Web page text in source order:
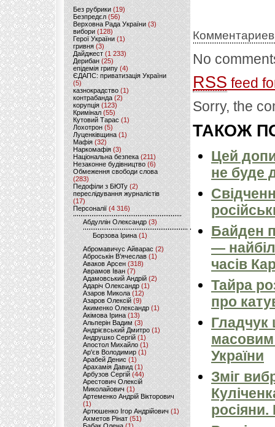
Без рубрики (19)
Безпредєл(56)
Верховна Рада України (3)
вибори(128)
Герої України(1)
гривня (3)
Дайджест (1 233)
Дерибан (25)
епідемія грипу (4)
ЄДАПС: приватизація України
(5)
казнокрадство (1)
контрабанда (2)
корупція (123)
Кримінал (55)
Кутовий Тарас (1)
Лохотрон(5)
Луценківщина (1)
Мафія (32)
Наркомафія (3)
Національна безпека (211)
Незаконне будівництво(6)
Обмеження свободи слова
(283)
Педофіли з БЮТу (2)
переслідування журналістів
(17)
Персоналії (4 316)
Абдуллін Олександр (3)
Борзова Ірина(1)
Абромавичус Айварас (2)
Аброськін В’ячеслав(1)
Аваков Арсен (318)
Аврамов Іван (7)
Адамовський Андрій(2)
Адаріч Олександр (1)
Азаров Микола (12)
Азаров Олексій (9)
Акименко Олександр(1)
Акімова Ірина(13)
Альперін Вадим (3)
Андрієвський Дмитро(1)
Андрушко Сергій(1)
Апостол Михайло(1)
Ар'єв Володимир (1)
Арабей Денис(1)
Арахамія Давид (1)
Арбузов Сергій (44)
Арестович Олексій
Миколайович(1)
Артеменко Андрій Вікторович
(1)
Артюшенко Ігор Андрійович(1)
Ахметов Рінат(51)
No
RSS feed
Sorry, the
ТАКОЖ
Цей
не буде
Байден
—
часів
Тайра
про
Гладчук
України
Зміг
росіяни.